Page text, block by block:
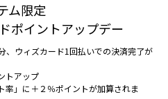
ム限定
ポイントアップデー
ウィズカード1回払いでの決済完了が
トアップ
」に＋２％ポイントが加算されま